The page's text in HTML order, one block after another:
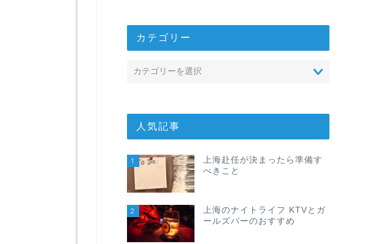
カテゴリー
人気記事
1
上海赴任が決まったら準備す
べきこと
2
上海のナイトライフ KTVとガ
ールズバーのおすすめ